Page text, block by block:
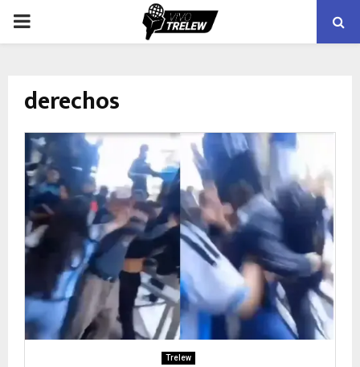
PRIMARY
derechos
Trelew